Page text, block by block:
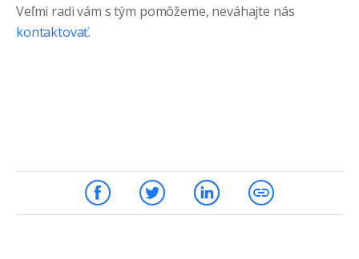
Veľmi radi vám s tým pomôžeme, neváhajte nás
kontaktovať.